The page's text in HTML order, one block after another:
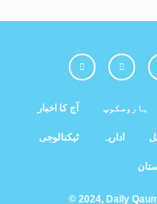
آج کا اخبار ہاروسکوپ
ٹیکنالوجی اداریہ